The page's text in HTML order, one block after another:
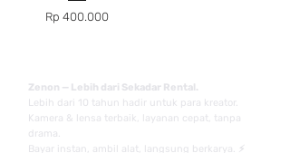
Price
Rp 400.000
Zenon — Lebih dari Sekadar Rental.
Lebih dari 10 tahun hadir untuk para kreator.
Kamera & lensa terbaik, layanan cepat, tanpa
drama.
Bayar instan, ambil alat, langsung berkarya. ⚡